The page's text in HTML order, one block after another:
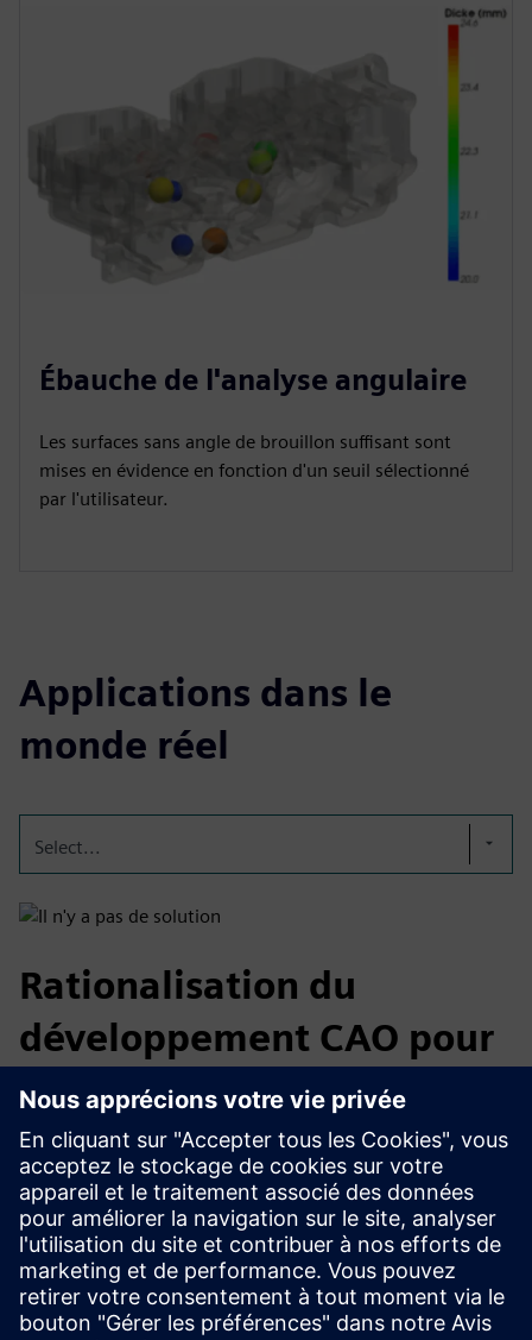
Ébauche de l'analyse angulaire
Les surfaces sans angle de brouillon suffisant sont
mises en évidence en fonction d'un seuil sélectionné
par l'utilisateur.
Applications dans le
monde réel
Select...
Rationalisation du
développement CAO pour
la fabrication
Défi : Les conceptions CAO non optimisées pour la coulée
entraînent des défauts et des remaniements coûteux.
Solution : VeoCast détecte les problèmes de conformité de
la coulée dès le début, directement dans la phase de
conception.
Résultats : Moins de défauts, réduction des coûts et
transition de la conception à la production plus fluide.